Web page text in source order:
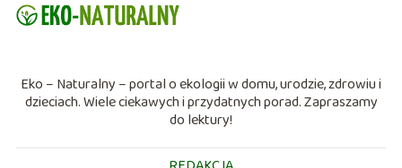
Eko – Naturalny – portal o ekologii w domu, urodzie, zdrowiu i
dzieciach. Wiele ciekawych i przydatnych porad. Zapraszamy
do lektury!